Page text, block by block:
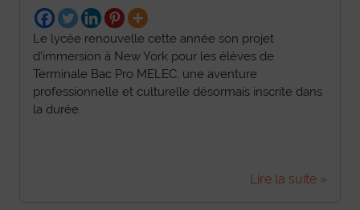
Le lycée renouvelle cette année son projet
d’immersion à New York pour les élèves de
Terminale Bac Pro MELEC, une aventure
professionnelle et culturelle désormais inscrite dans
la durée.
Lire la suite »